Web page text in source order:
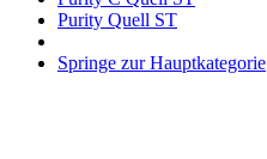
Purity Quell ST
Springe zur Hauptkategorie